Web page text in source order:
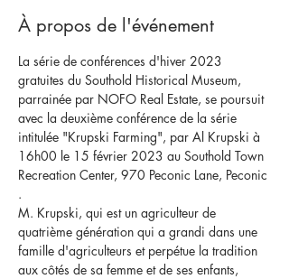
À propos de l'événement
La série de conférences d'hiver 2023
gratuites du Southold Historical Museum,
parrainée par NOFO Real Estate, se poursuit
avec la deuxième conférence de la série
intitulée "Krupski Farming", par Al Krupski à
16h00 le 15 février 2023 au Southold Town
Recreation Center, 970 Peconic Lane, Peconic
.
M. Krupski, qui est un agriculteur de
quatrième génération qui a grandi dans une
famille d'agriculteurs et perpétue la tradition
aux côtés de sa femme et de ses enfants,